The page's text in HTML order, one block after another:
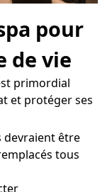
pour
de vie
primordial
et protéger ses
devraient être
tous